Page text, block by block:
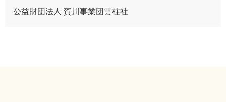
公益財団法人 賀川事業団雲柱社